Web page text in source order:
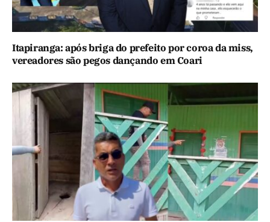
Itapiranga: após briga do prefeito por coroa da miss,
vereadores são pegos dançando em Coari